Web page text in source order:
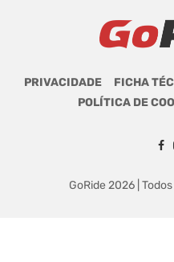
PRIVACIDADE FICHA
POLÍTICA DE
GoRide 2026 |